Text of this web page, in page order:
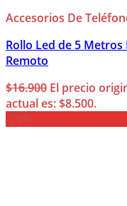
Accesorios De
Rollo Led de 5
Remoto
$16.900 El precio
actual es: $8.500.